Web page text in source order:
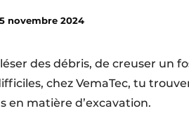
novembre 2024
des débris, de creuser un
chez VemaTec, tu
en matière d’excavation.